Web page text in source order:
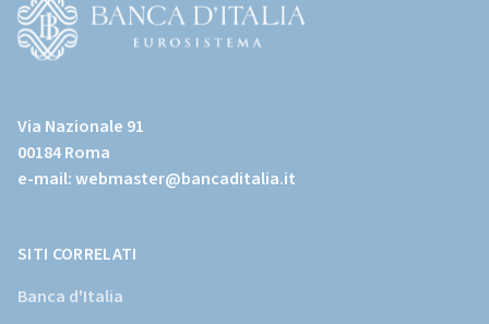
page)
sito
istituzionale
della
Via Nazionale 91
00184 Roma
e-mail:webmaster@bancaditalia.it
SITI CORRELATI
Banca d'Italia